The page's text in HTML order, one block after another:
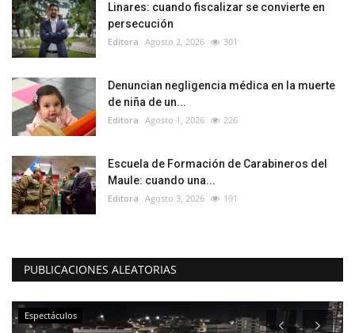
Linares: cuando fiscalizar se convierte en
persecución
Editora Agosto 2, 2026 301
Denuncian negligencia médica en la muerte
de niña de un...
Editora Agosto 1, 2026 226
Escuela de Formación de Carabineros del
Maule: cuando una...
Editora Agosto 3, 2026 191
PUBLICACIONES ALEATORIAS
Espectáculos